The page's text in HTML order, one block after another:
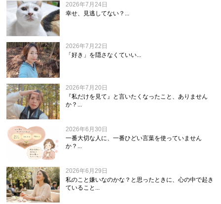
2026年7月24日
幸せ、見逃してない？...
2026年7月22日
「好き」を隠さなくていい...
2026年7月20日
『私だけを見て』と言いたくなったこと、ありません
か？...
2026年6月30日
一番大切な人に、一番ひどい言葉を使っていません
か？...
2026年6月29日
私のこと嫌いなのかな？と思ったときに、心の中で起き
ていること...